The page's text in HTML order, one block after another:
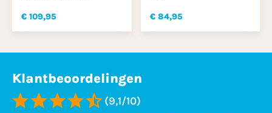
€ 109,95 € 84,95
Klantbeoordelingen
(9,1/10)